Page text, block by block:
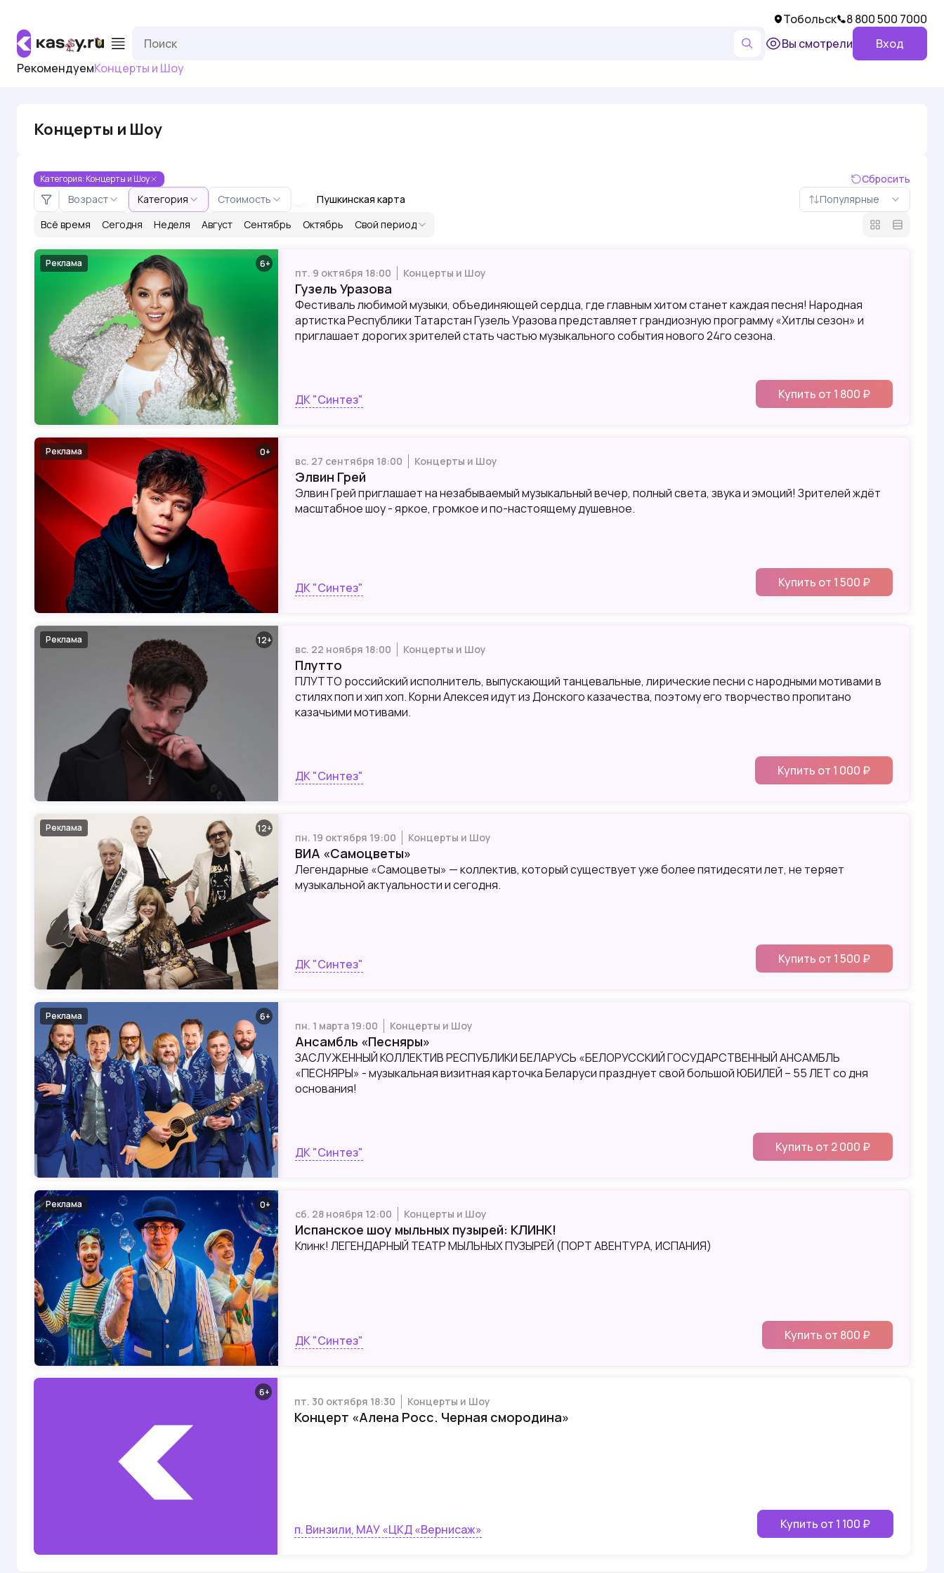
Тобольск
8 800 500 7000
Вы смотрели
Вход
РекомендуемКонцерты и Шоу
Концерты и Шоу
Категория: Концерты и Шоу
Сбросить
Возраст
Категория Стоимость Пушкинская карта
Популярные
Всё время
Сегодня Неделя Август Сентябрь Октябрь Свой период
Реклама 6
пт. 9 октября 18:00 Концерты и Шоу
Гузель Уразова
Фестиваль любимой музыки, объединяющей сердца, где главным хитом станет каждая песня! Народная
артистка Республики Татарстан Гузель Уразова представляет грандиозную программу «Хитлы сезон» и
приглашает дорогих зрителей стать частью музыкального события нового 24го сезона.
ДК "Синтез" Купить от 1 800 ₽
Реклама 0
вс. 27 сентября 18:00 Концерты и Шоу
Элвин Грей
Элвин Грей приглашает на незабываемый музыкальный вечер, полный света, звука и эмоций! Зрителей ждёт
масштабное шоу - яркое, громкое и по-настоящему душевное.
ДК "Синтез" Купить от 1 500 ₽
Реклама 12
вс. 22 ноября 18:00 Концерты и Шоу
Плутто
ПЛУТТО российский исполнитель, выпускающий танцевальные, лирические песни с народными мотивами в
стилях поп и хип хоп. Корни Алексея идут из Донского казачества, поэтому его творчество пропитано
казачьими мотивами.
ДК "Синтез" Купить от 1 000 ₽
Реклама 12
пн. 19 октября 19:00 Концерты и Шоу
ВИА «Самоцветы»
Легендарные «Самоцветы» — коллектив, который существует уже более пятидесяти лет, не теряет
музыкальной актуальности и сегодня.
ДК "Синтез" Купить от 1 500 ₽
Реклама 6
пн. 1 марта 19:00 Концерты и Шоу
Ансамбль «Песняры»
ЗАСЛУЖЕННЫЙ КОЛЛЕКТИВ РЕСПУБЛИКИ БЕЛАРУСЬ «БЕЛОРУССКИЙ ГОСУДАРСТВЕННЫЙ АНСАМБЛЬ
«ПЕСНЯРЫ» - музыкальная визитная карточка Беларуси празднует свой большой ЮБИЛЕЙ – 55 ЛЕТ со дня
основания!
ДК "Синтез" Купить от 2 000 ₽
Реклама 0
сб. 28 ноября 12:00 Концерты и Шоу
Испанское шоу мыльных пузырей: КЛИНК!
Клинк! ЛЕГЕНДАРНЫЙ ТЕАТР МЫЛЬНЫХ ПУЗЫРЕЙ (ПОРТ АВЕНТУРА, ИСПАНИЯ)
ДК "Синтез" Купить от 800 ₽
6
пт. 30 октября 18:30 Концерты и Шоу
Концерт «Алена Росс. Черная смородина»
п. Винзили, МАУ «ЦКД «Вернисаж» Купить от 1 100 ₽